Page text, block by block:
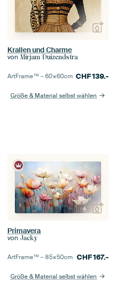
Krallen und Charme
von Mirjam Duizendstra
ArtFrame™ –60×60cm CHF139.-
Größe & Material selbst wählen
Primavera
von Jacky
ArtFrame™ –85×50cm CHF167.-
Größe & Material selbst wählen